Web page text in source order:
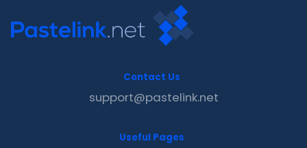
Contact Us
support@pastelink.net
Useful Pages